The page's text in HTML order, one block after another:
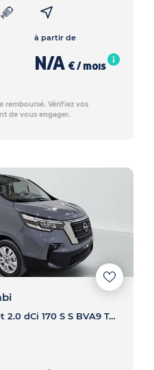
à partir de
N/A € / mois
remboursé. Vérifiez vos
de vous engager.
Primastar Combi L2H1 3.0t 2.0 dCi 170 S S BVA9 Tekna - PRIMASTAR COMBI Primastar Combi L2H1 3.0t 2.0 dCi 170 S S BVA9 Tekna